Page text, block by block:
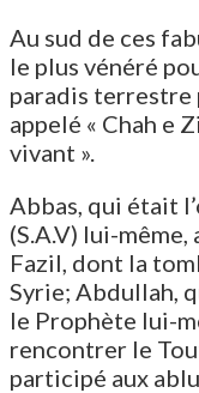
Au sud de ces
le plus vénéré
paradis terrestre
appelé « Chah e
vivant ».
Abbas, qui était
(S.A.V) lui-
Fazil, dont la
Syrie; Abdullah,
le Prophète lui-
rencontrer le
participé aux